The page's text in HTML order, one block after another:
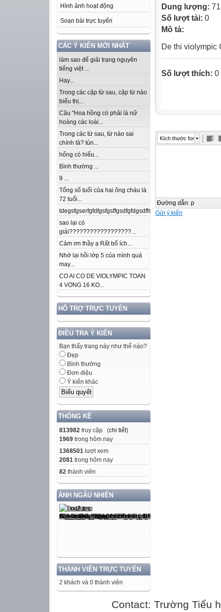
Hình ảnh hoạt động
Soạn bài trực tuyến
CÁC Ý KIẾN MỚI NHẤT
làm sao để giải trạng nguyên
tiếng việt ...
Hay...
Trong các cặp từ sau, cặp từ nào
biểu thị...
Câu "Hoa hồng có phải là nữ
hoàng các loài...
Trong các từ sau, từ nào sai
chính tả? tủn...
hổng có hiểu...
Bình thường ...
9 ...
Tổng số tuổi của hai ông cháu là
72 tuổi...
sao lại có
giải??????????????????...
Cảm ơn thầy ạ Rất bổ ích...
Nhớ lại hồi lớp 5 của mình quá
may...
CO AI CO DE VIOLYMPIC TOAN
4 VONG 16 KO...
HỖ TRỢ TRỰC TUYẾN
ĐIỀU TRA Ý KIẾN
Bạn thấy trang này như thế nào?
Đẹp
Bình thường
Đơn điệu
Ý kiến khác
THỐNG KÊ
813982 truy cập (chi tiết)
1969 trong hôm nay
1368501 lượt xem
2081 trong hôm nay
82 thành viên
ẢNH NGẪU NHIÊN
THÀNH VIÊN TRỰC TUYẾN
2 khách và 0 thành viên
Dung lượng:
Số lượt tải: 0
Mô tả:
De thi violympic
Số lượt thích: 0
Kích thước font
Đường dẫn: p
Gửi ý kiến
Contact: Trường Tiểu